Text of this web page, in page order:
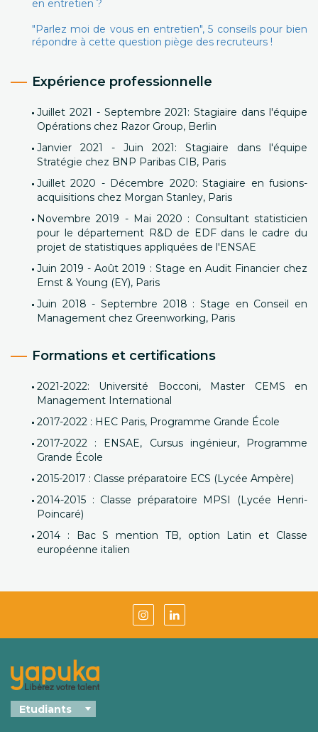
en entretien ?
"Parlez moi de vous en entretien", 5 conseils pour bien
répondre à cette question piège des recruteurs !
Expérience professionnelle
Juillet 2021 - Septembre 2021: Stagiaire dans l'équipe
Opérations chez Razor Group, Berlin
Janvier 2021 - Juin 2021: Stagiaire dans l'équipe
Stratégie chez BNP Paribas CIB, Paris
Juillet 2020 - Décembre 2020: Stagiaire en fusions-
acquisitions chez Morgan Stanley, Paris
Novembre 2019 - Mai 2020 : Consultant statisticien
pour le département R&D de EDF dans le cadre du
projet de statistiques appliquées de l'ENSAE
Juin 2019 - Août 2019 : Stage en Audit Financier chez
Ernst & Young (EY), Paris
Juin 2018 - Septembre 2018 : Stage en Conseil en
Management chez Greenworking, Paris
Formations et certifications
2021-2022: Université Bocconi, Master CEMS en
Management International
2017-2022 : HEC Paris, Programme Grande École
2017-2022 : ENSAE, Cursus ingénieur, Programme
Grande École
2015-2017 : Classe préparatoire ECS (Lycée Ampère)
2014-2015 : Classe préparatoire MPSI (Lycée Henri-
Poincaré)
2014 : Bac S mention TB, option Latin et Classe
européenne italien